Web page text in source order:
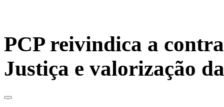
PCP reivindica a
Justiça e valorização